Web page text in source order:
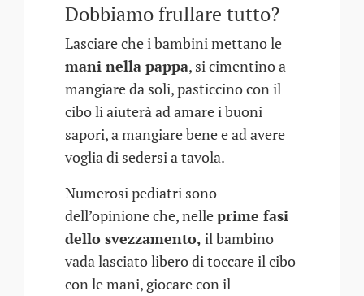
Dobbiamo frullare tutto?
Lasciare che i bambini mettano le
mani nella pappa, si cimentino a
mangiare da soli, pasticcino con il
cibo li aiuterà ad amare i buoni
sapori, a mangiare bene e ad avere
voglia di sedersi a tavola.
Numerosi pediatri sono
dell’opinione che, nelleprime fasi
dello svezzamento, il bambino
vada lasciato libero di toccare il cibo
con le mani, giocare con il